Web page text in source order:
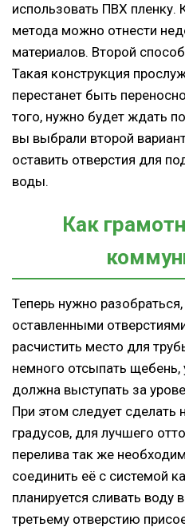
использовать ПВХ пленку.
метода можно отнести
материалов. Второй
Такая конструкция
перестанет быть
того, нужно будет ждать
вы выбрали второй
оставить отверстия для
воды.
Как
Теперь нужно
оставленными
расчистить место для
немного отсыпать щебень,
должна выступать за
При этом следует сделать
градусов, для лучшего
перелива так же
соединить её с системой
планируется сливать воду
третьему отверстию